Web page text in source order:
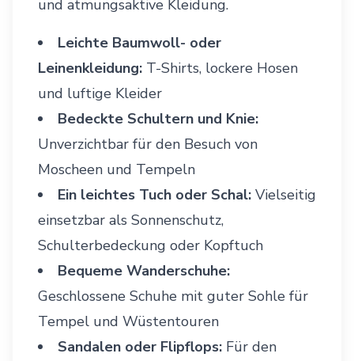
und atmungsaktive Kleidung.
Leichte Baumwoll- oder
Leinenkleidung: T-Shirts, lockere Hosen
und luftige Kleider
Bedeckte Schultern und Knie:
Unverzichtbar für den Besuch von
Moscheen und Tempeln
Ein leichtes Tuch oder Schal: Vielseitig
einsetzbar als Sonnenschutz,
Schulterbedeckung oder Kopftuch
Bequeme Wanderschuhe:
Geschlossene Schuhe mit guter Sohle für
Tempel und Wüstentouren
Sandalen oder Flipflops: Für den